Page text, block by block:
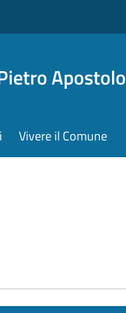
Apostolo
Vivere il Comune